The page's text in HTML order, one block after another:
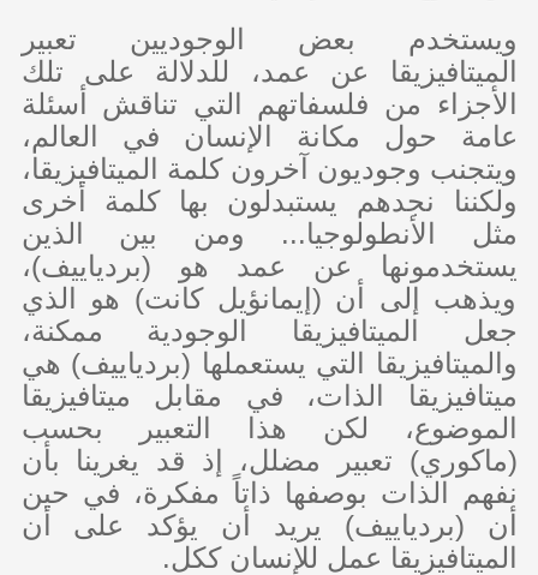
ويستخدم بعض الوجوديين تعبير
الميتافيزيقا عن عمد، للدلالة على تلك
الأجزاء من فلسفاتهم التي تناقش أسئلة
عامة حول مكانة الإنسان في العالم،
ويتجنب وجوديون آخرون كلمة الميتافيزيقا،
ولكننا نجدهم يستبدلون بها كلمة أخرى
مثل الأنطولوجيا... ومن بين الذين
يستخدمونها عن عمد هو (بردياييف)،
ويذهب إلى أن (إيمانؤيل كانت) هو الذي
جعل الميتافيزيقا الوجودية ممكنة،
والميتافيزيقا التي يستعملها (بردياييف) هي
ميتافيزيقا الذات، في مقابل ميتافيزيقا
الموضوع، لكن هذا التعبير بحسب
(ماكوري) تعبير مضلل، إذ قد يغرينا بأن
نفهم الذات بوصفها ذاتاً مفكرة، في حين
أن (بردياييف) يريد أن يؤكد على أن
الميتافيزيقا عمل للإنسان ككل.